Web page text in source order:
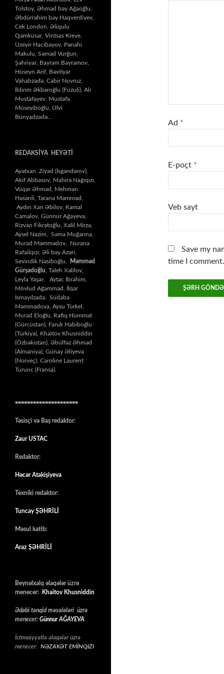
Ad *
E-poçt *
Veb sayt
Save my
time I comment.
Tolstoy, Əhməd bəy Ağaoğlu,
Əbdürrəhim bəy Haqverdiyev,
Cek London, Əliqulu
Qəmküsar, Vintsas Kreve,
Üzeyir Hacıbəyov, Pənahi
Makulu, Səməd Vurğun,
Şəhriyar, Bayram Bayramov,
Hüseyn Arif, Bəxtiyar
Vahabzadə, Cabir Novruz,
İldırım Əkbəroğlu (Füzuli), Alı
Mustafayev, Mustafa
Müseyiboğlu, Ülvi
Bünyadzadə…
REDAKSİYA HEYƏTİ
Ayətxan Ziyad (İsgəndərov),
Akif Abbasov, Mahirə Nağıqızı,
Vüqar Əhməd, Mehman
Həsənli, Təranə Məmməd,
Aydın Xan Əbilov, Kamal
Camalov, Günnur Ağayeva,
Rizvan Fikrətoğlu, Xəlil Mirzə,
Aysel Nazim, Səma Muğanna,
Murad Məmmədov, Nuranə
Rafailqızı, Əli bəy Azəri,
Sevindik Nəsiboğlu,
Məmməd
Gürşadoğlu , Taleh Xəlilov,
Leyla Yaşar, Aytac İbrahim,
Mövlud Ağamməd, İlqar
İsmayılzadə, Südabə
Məmmədova, Aysu Türkel,
Murad Eloğlu, Rafiq Hümmət
(Gürcüstan), Faruk Habiboğlu
(Türkiyə), Khaitov Khusniddin
(Özbəkistan), Əbülfəz Əhməd
(Almaniya), Günay Əliyeva
(Norveç). Caroline Laurent
Turunc (Fransa).
=====================
Təsisçi və Baş redaktor:
Zaur USTAC
Redaktor:
Həcər Atakişiyeva
Texniki redaktor:
Tuncay ŞƏHRİLİ
Məsul katib:
Araz ŞƏHRİLİ
Beynəlxalq əlaqələr üzrə
menecer:
Khaitov Khusniddin
Ədəbi tənqid məsələləri üzrə
menecer: Günnur AĞAYEVA
İctimaiyyətlə əlaqələr üzrə
menecer: NƏZAKƏT EMİNQIZI